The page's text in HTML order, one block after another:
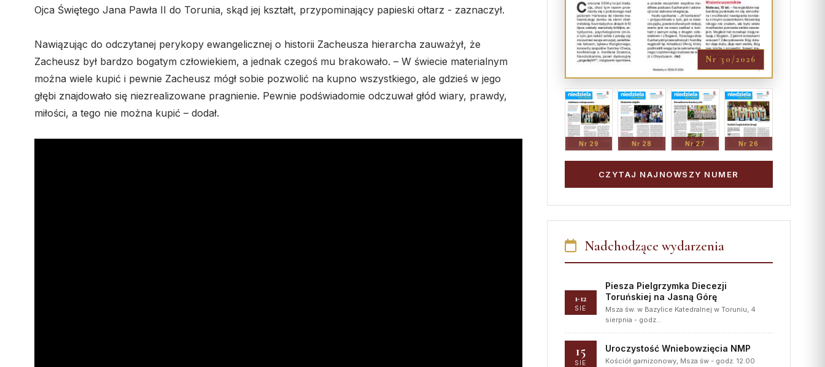
Ojca Świętego Jana Pawła II do Torunia, skąd jej kształt, przypominający papieski ołtarz - zaznaczył.
Nawiązując do odczytanej perykopy ewangelicznej o historii Zacheusza hierarcha zauważył, że
Zacheusz był bardzo bogatym człowiekiem, a jednak czegoś mu brakowało. – W świecie materialnym
można wiele kupić i pewnie Zacheusz mógł sobie pozwolić na kupno wszystkiego, ale gdzieś w jego
głębi znajdowało się niezrealizowane pragnienie. Pewnie podświadomie odczuwał głód wiary, prawdy,
miłości, a tego nie można kupić – dodał.
Nr 30/2026
Nr 29 Nr 28 Nr 27 Nr 26
CZYTAJ NAJNOWSZY NUMER
Nadchodzące wydarzenia
1-12
SIE
Piesza Pielgrzymka Diecezji
Toruńskiej na Jasną Górę
Msza św. w Bazylice Katedralnej w Toruniu, 4
sierpnia - godz…
15
SIE
Uroczystość Wniebowzięcia NMP
Kościół garnizonowy, Msza św - godz. 12.00